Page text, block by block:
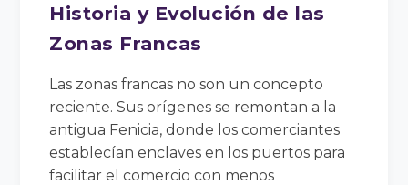
Historia y Evolución de las
Zonas Francas
Las zonas francas no son un concepto
reciente. Sus orígenes se remontan a la
antigua Fenicia, donde los comerciantes
establecían enclaves en los puertos para
facilitar el comercio con menos